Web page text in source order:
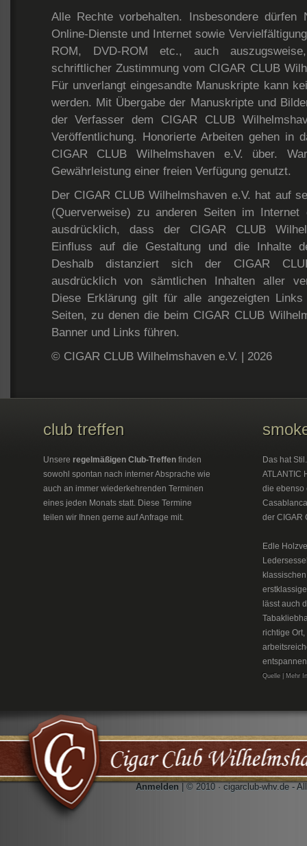
Alle Rechte vorbehalten. Insbesondere dürfen
Online-Dienste und Internet sowie
ROM, DVD-ROM etc., auch
schriftlicher Zustimmung vom CIGAR CLUB
Für unverlangt eingesandte Manuskripte kann
werden. Mit Übergabe der Manuskripte und
der Verfasser dem CIGAR CLUB
Veröffentlichung. Honorierte Arbeiten gehen in
CIGAR CLUB Wilhelmshaven e.V. über.
Gewährleistung einer freien Verfügung genutzt.
Der CIGAR CLUB Wilhelmshaven e.V. hat auf
(Querverweise) zu anderen Seiten im Internet
ausdrücklich, dass der CIGAR CLUB
Einfluss auf die Gestaltung und die Inhalte
Deshalb distanziert sich der CIGAR
ausdrücklich von sämtlichen Inhalten aller
Diese Erklärung gilt für alle angezeigten
Seiten, zu denen die beim CIGAR CLUB
Banner und Links führen.
© CIGAR CLUB Wilhelmshaven e.V. | 2026
club treffen
Unsere regelmäßigen Club-Treffen finden
sowohl spontan nach interner Absprache wie
auch an immer wiederkehrenden Terminen
eines jeden Monats statt. Diese Termine
teilen wir Ihnen gerne auf Anfrage mit.
Das hat
ATLANTIC
die ebenso
der CIGAR
Edle
lässt auch
richtige
Quelle | Mehr
Anmelden | © 2010 · cigarclub-whv.de -